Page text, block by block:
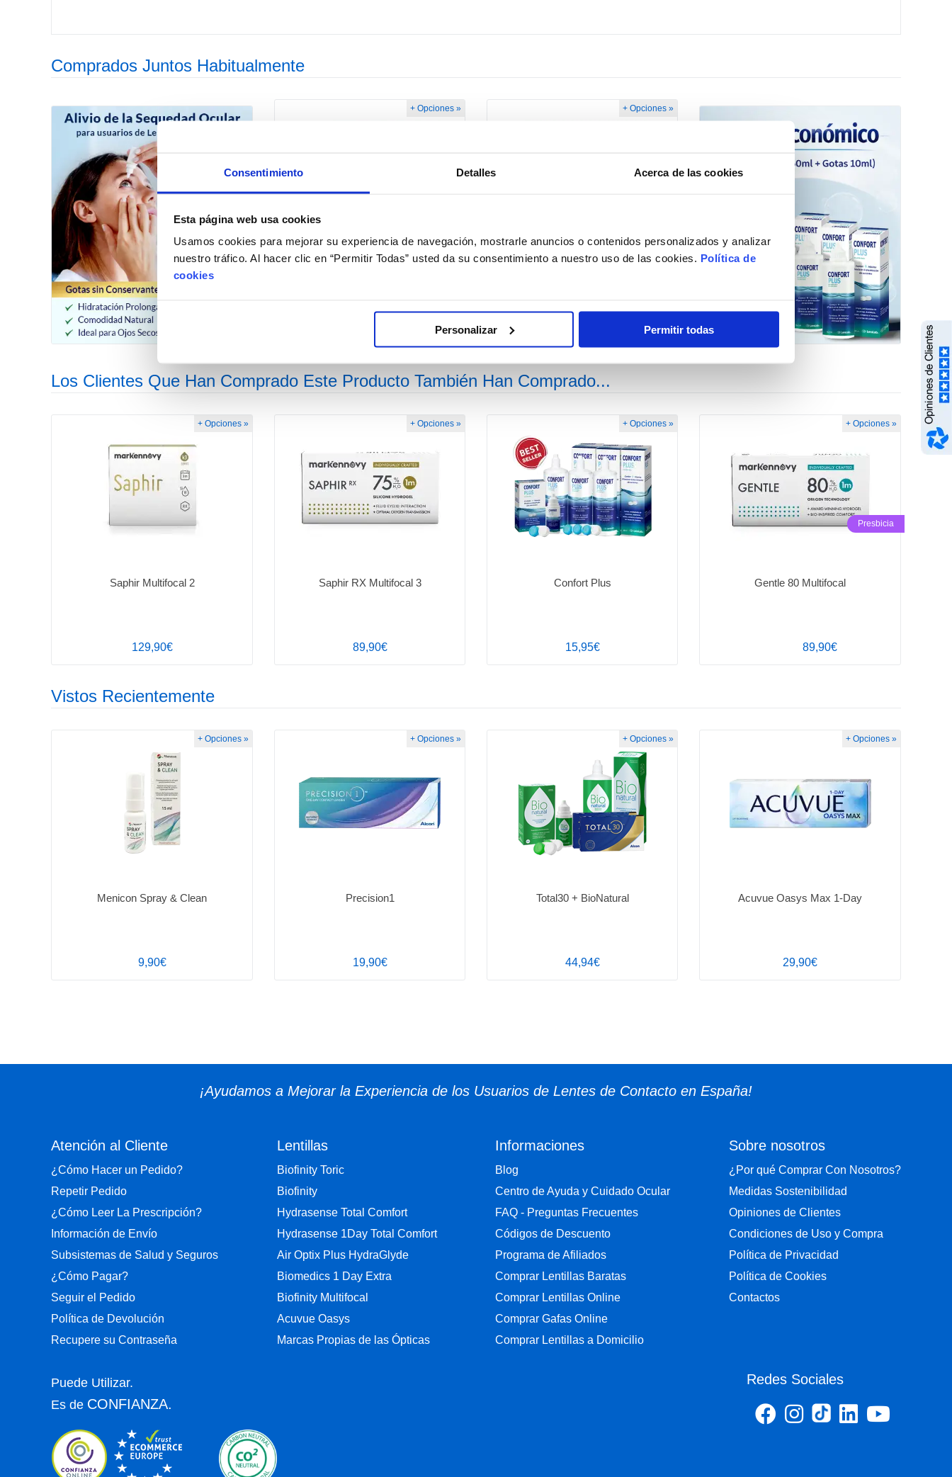
Consentimiento Detalles Acerca de las cookies
Esta página web usa cookies
Usamos cookies para mejorar su experiencia de navegación, mostrarle anuncios o contenidos personalizados y analizar
nuestro tráfico. Al hacer clic en “Permitir Todas” usted da su consentimiento a nuestro uso de las cookies. Política de
cookies
Personalizar Permitir todas
Comprados Juntos Habitualmente
+ Opciones » + Opciones »
Los Clientes Que Han Comprado Este Producto También Han Comprado...
Saphir Multifocal 2
129,90€
+ Opciones »
Saphir RX Multifocal 3
89,90€
+ Opciones »
Confort Plus
15,95€
+ Opciones »
Gentle 80 Multifocal
89,90€
Presbicia
+ Opciones »
Vistos Recientemente
Menicon Spray & Clean
9,90€
+ Opciones »
Precision1
19,90€
+ Opciones »
Total30 + BioNatural
44,94€
+ Opciones »
Acuvue Oasys Max 1-Day
29,90€
+ Opciones »
¡Ayudamos a Mejorar la Experiencia de los Usuarios de Lentes de Contacto en España!
Atención al Cliente
¿Cómo Hacer un Pedido?
Repetir Pedido
¿Cómo Leer La Prescripción?
Información de Envío
Subsistemas de Salud y Seguros
¿Cómo Pagar?
Seguir el Pedido
Política de Devolución
Recupere su Contraseña
Lentillas
Biofinity Toric
Biofinity
Hydrasense Total Comfort
Hydrasense 1Day Total Comfort
Air Optix Plus HydraGlyde
Biomedics 1 Day Extra
Biofinity Multifocal
Acuvue Oasys
Marcas Propias de las Ópticas
Informaciones
Blog
Centro de Ayuda y Cuidado Ocular
FAQ - Preguntas Frecuentes
Códigos de Descuento
Programa de Afiliados
Comprar Lentillas Baratas
Comprar Lentillas Online
Comprar Gafas Online
Comprar Lentillas a Domicilio
Sobre nosotros
¿Por qué Comprar Con Nosotros?
Medidas Sostenibilidad
Opiniones de Clientes
Condiciones de Uso y Compra
Política de Privacidad
Política de Cookies
Contactos
Puede Utilizar.
Es de CONFIANZA.
Redes Sociales